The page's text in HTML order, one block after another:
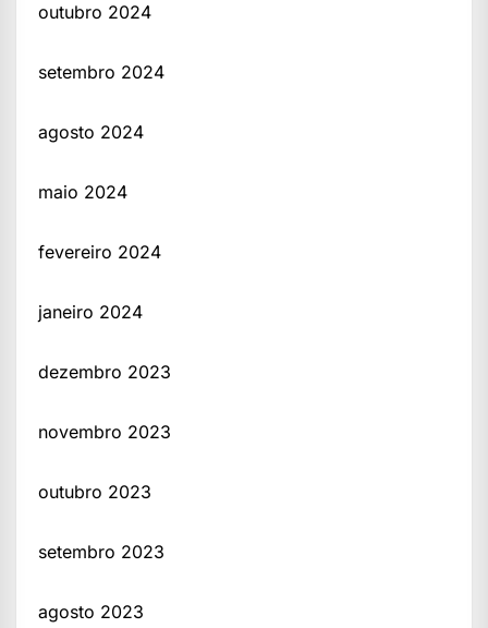
outubro 2024
setembro 2024
agosto 2024
maio 2024
fevereiro 2024
janeiro 2024
dezembro 2023
novembro 2023
outubro 2023
setembro 2023
agosto 2023